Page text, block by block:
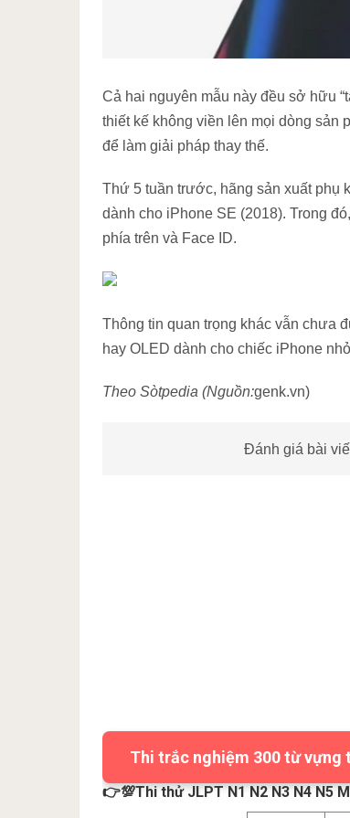
Cả hai nguyên mẫu này đều sở hữu
thiết kế không viền lên mọi dòng sản
để làm giải pháp thay thế.
Thứ 5 tuần trước, hãng sản xuất phụ
dành cho iPhone SE (2018). Trong
phía trên và Face ID.
Thông tin quan trọng khác vẫn chưa
hay OLED dành cho chiếc iPhone
Theo Sòtpedia (Nguồn:genk.vn)
Đánh giá bài
Thi trắc nghiệm 300 từ vựng
👉💯Thi thử JLPT N1 N2 N3 N4 N5